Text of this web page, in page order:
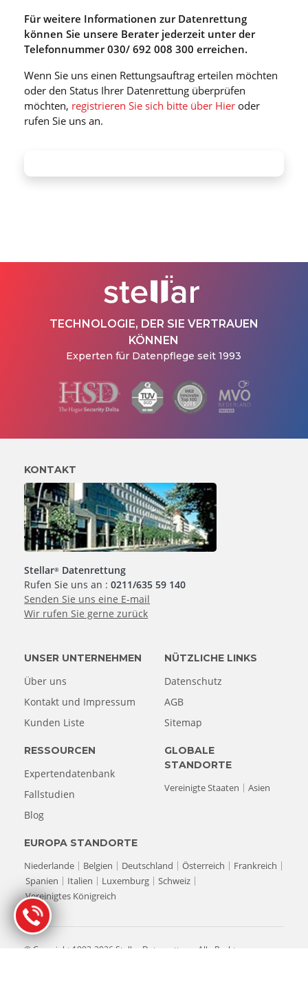
Für weitere Informationen zur Datenrettung
können Sie unsere Berater jederzeit unter der
Telefonnummer 030/ 692 008 300 erreichen.
Wenn Sie uns einen Rettungsauftrag erteilen möchten
oder den Status Ihrer Datenrettung überprüfen
möchten, registrieren Sie sich bitte über Hier oder
rufen Sie uns an.
TECHNOLOGIE, DER SIE VERTRAUEN
KÖNNEN
Experten für Datenpflege seit 1993
KONTAKT
Stellar® Datenrettung
Rufen Sie uns an :0211/635 59 140
Senden Sie uns eine E-mail
Wir rufen Sie gerne zurück
UNSER UNTERNEHMEN
Über uns
Kontakt und Impressum
Kunden Liste
NÜTZLICHE LINKS
Datenschutz
AGB
Sitemap
RESSOURCEN
Expertendatenbank
Fallstudien
Blog
EUROPA STANDORTE
Niederlande
Belgien Deutschland Österreich
Frankreich
Spanien
Italien Luxemburg
Schweiz
Vereinigtes Königreich
GLOBALE
STANDORTE
Vereinigte Staaten
Asien
© Copyright 1993-2026 Stellar Datenrettung. Alle Rechte